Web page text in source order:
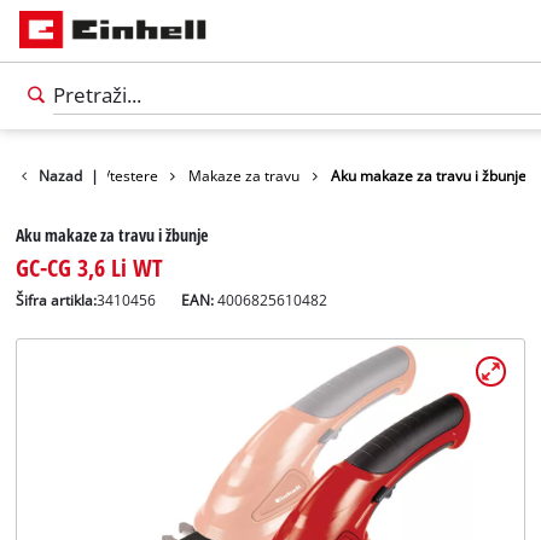
Nazad |
makaze/testere Makaze za travu Aku makaze za travu i žbunje
Aku makaze za travu i žbunje
GC-CG 3,6 Li WT
Šifra artikla:3410456 EAN:4006825610482